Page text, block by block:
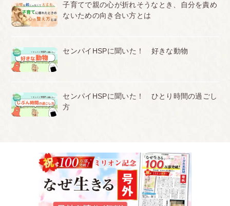
子育てで親の心が折れそうなとき、自分を責め
ないための向き合い方とは
センパイHSPに聞いた！ 好きな動物
センパイHSPに聞いた！ ひとり時間の過ごし
方